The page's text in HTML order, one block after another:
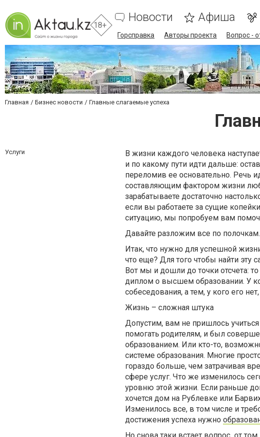
18+
Новости Афиша
Горсправка Авторы проекта Вопрос -
Главная Бизнес новости Главные слагаемые успеха
Услуги
В жизни каждого человека
и по какому пути идти дальше:
переломив ее основательно. Речь
составляющим фактором жизни
зарабатываете достаточно
если вы работаете за сущие
ситуацию, мы попробуем вам
Давайте разложим все по полочкам.
Итак, что нужно для успешной
что еще? Для того чтобы найти
Вот мы и дошли до точки отсчета:
диплом о высшем образовании. У
собеседования, а тем, у кого его
Жизнь – сложная штука
Допустим, вам не пришлось
помогать родителям, и был
образованием. Или кто-то,
системе образования. Многие
гораздо больше, чем затрачивая
сфере услуг. Что же изменилось
уровню этой жизни. Если раньше
хочется дом на Рублевке или
Изменилось все, в том числе и
достижения успеха нужно